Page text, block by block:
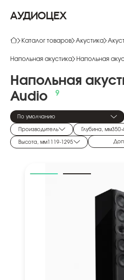
АУДИОЦЕХ
Каталог товаров Акустика
Напольная акустика Напольная
Напольная
Audio
Производитель Глубина, мм350-
Высота, мм1119-1295
По умолчанию